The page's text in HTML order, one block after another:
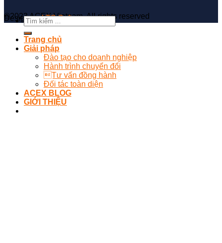
©2023 ACEX Vietnam. All rights reserved
Design byLTS Software
Trang chủ
Giải pháp
Đào tạo cho doanh nghiệp
Hành trình chuyển đổi
Tư vấn đồng hành
Đối tác toàn diện
ACEX BLOG
GIỚI THIỆU